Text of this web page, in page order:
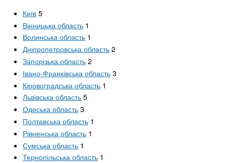
Київ 5
Вінницька область 1
Волинська область 1
Дніпропетровська область 2
Запорізька область 2
Івано-Франківська область 3
Кіровоградська область 1
Львівська область 5
Одеська область 3
Полтавська область 1
Рівненська область 1
Сумська область 1
Тернопільська область 1